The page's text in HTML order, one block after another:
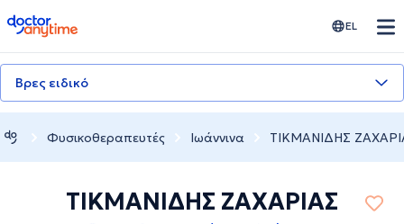
doctoranytime EL
Βρες ειδικό
Φυσικοθεραπευτές Ιωάννινα ΤΙΚΜΑΝΙΔΗΣ
ΤΙΚΜΑΝΙΔΗΣ ΖΑΧΑΡΙΑΣ